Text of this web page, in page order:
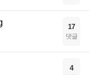
17
댓글
4